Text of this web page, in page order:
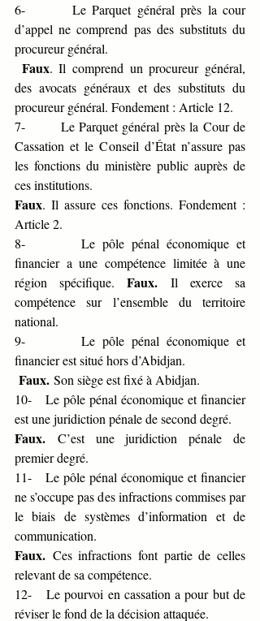
6-       Le Parquet général près la cour
d’appel ne comprend pas des substituts du
procureur général.
Faux. Il comprend un procureur général,
des avocats généraux et des substituts du
procureur général. Fondement : Article 12.
7-       Le Parquet général près la Cour de
Cassation et le Conseil d’État n’assure pas
les fonctions du ministère public auprès de
ces institutions.
Faux. Il assure ces fonctions. Fondement :
Article 2.
8-       Le pôle pénal économique et
financier a une compétence limitée à une
région spécifique. Faux. Il exerce sa
compétence sur l’ensemble du territoire
national.
9-       Le pôle pénal économique et
financier est situé hors d’Abidjan.
Faux. Son siège est fixé à Abidjan.
10-   Le pôle pénal économique et financier
est une juridiction pénale de second degré.
Faux. C’est une juridiction pénale de
premier degré.
11-   Le pôle pénal économique et financier
ne s’occupe pas des infractions commises par
le biais de systèmes d’information et de
communication.
Faux. Ces infractions font partie de celles
relevant de sa compétence.
12-   Le pourvoi en cassation a pour but de
réviser le fond de la décision attaquée.